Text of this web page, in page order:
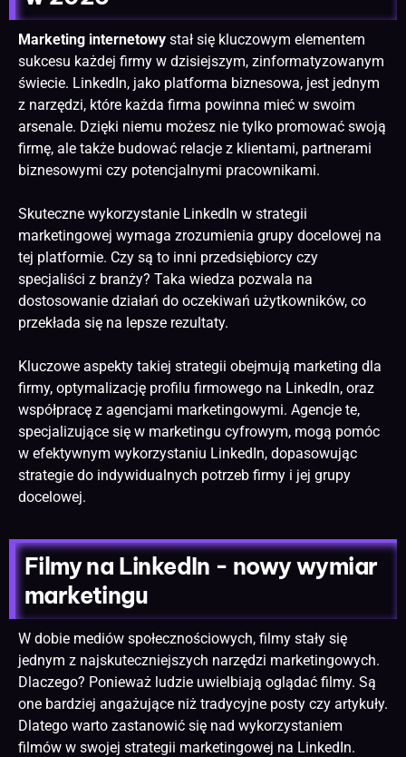
Marketing internetowy stał się kluczowym elementem
sukcesu każdej firmy w dzisiejszym, zinformatyzowanym
świecie. LinkedIn, jako platforma biznesowa, jest jednym
z narzędzi, które każda firma powinna mieć w swoim
arsenale. Dzięki niemu możesz nie tylko promować swoją
firmę, ale także budować relacje z klientami, partnerami
biznesowymi czy potencjalnymi pracownikami.
Skuteczne wykorzystanie LinkedIn w strategii
marketingowej wymaga zrozumienia grupy docelowej na
tej platformie. Czy są to inni przedsiębiorcy czy
specjaliści z branży? Taka wiedza pozwala na
dostosowanie działań do oczekiwań użytkowników, co
przekłada się na lepsze rezultaty.
Kluczowe aspekty takiej strategii obejmują marketing dla
firmy, optymalizację profilu firmowego na LinkedIn, oraz
współpracę z agencjami marketingowymi. Agencje te,
specjalizujące się w marketingu cyfrowym, mogą pomóc
w efektywnym wykorzystaniu LinkedIn, dopasowując
strategie do indywidualnych potrzeb firmy i jej grupy
docelowej.
Filmy na LinkedIn - nowy wymiar
marketingu
W dobie mediów społecznościowych, filmy stały się
jednym z najskuteczniejszych narzędzi marketingowych.
Dlaczego? Ponieważ ludzie uwielbiają oglądać filmy. Są
one bardziej angażujące niż tradycyjne posty czy artykuły.
Dlatego warto zastanowić się nad wykorzystaniem
filmów w swojej strategii marketingowej na LinkedIn.